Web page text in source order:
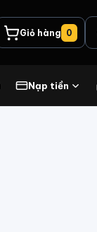
Giỏ hàng 0
Nạp tiền